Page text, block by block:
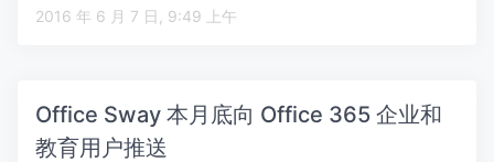
2016 年 6 月 7 日, 9:49 上午
Office Sway 本月底向 Office 365 企业和
教育用户推送